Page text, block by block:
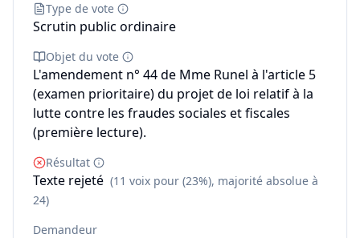
Type de vote
Scrutin public ordinaire
Objet du vote
L'amendement n° 44 de Mme Runel à l'article 5
(examen prioritaire) du projet de loi relatif à la
lutte contre les fraudes sociales et fiscales
(première lecture).
Résultat
Texte rejeté (11 voix pour (23%), majorité absolue à
24)
Demandeur